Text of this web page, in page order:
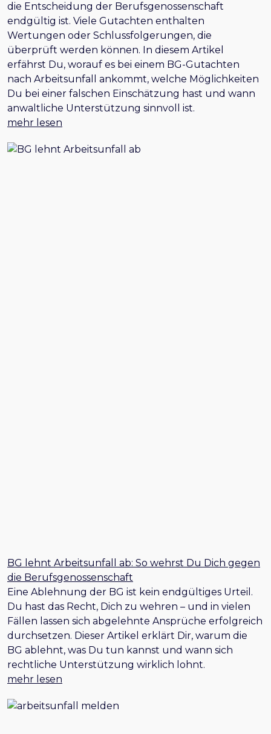
die Entscheidung der Berufsgenossenschaft
endgültig ist. Viele Gutachten enthalten
Wertungen oder Schlussfolgerungen, die
überprüft werden können. In diesem Artikel
erfährst Du, worauf es bei einem BG-Gutachten
nach Arbeitsunfall ankommt, welche Möglichkeiten
Du bei einer falschen Einschätzung hast und wann
anwaltliche Unterstützung sinnvoll ist.
mehr lesen
BG lehnt Arbeitsunfall ab: So wehrst Du Dich gegen
die Berufsgenossenschaft
Eine Ablehnung der BG ist kein endgültiges Urteil.
Du hast das Recht, Dich zu wehren – und in vielen
Fällen lassen sich abgelehnte Ansprüche erfolgreich
durchsetzen. Dieser Artikel erklärt Dir, warum die
BG ablehnt, was Du tun kannst und wann sich
rechtliche Unterstützung wirklich lohnt.
mehr lesen